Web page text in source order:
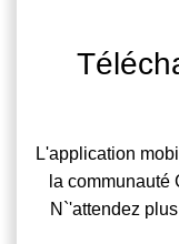
L'application
la communauté
N`'attendez